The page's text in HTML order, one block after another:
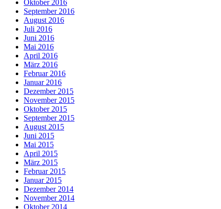
Oktober 2016
September 2016
August 2016
Juli 2016
Juni 2016
Mai 2016
April 2016
März 2016
Februar 2016
Januar 2016
Dezember 2015
November 2015
Oktober 2015
September 2015
August 2015
Juni 2015
Mai 2015
April 2015
März 2015
Februar 2015
Januar 2015
Dezember 2014
November 2014
Oktober 2014